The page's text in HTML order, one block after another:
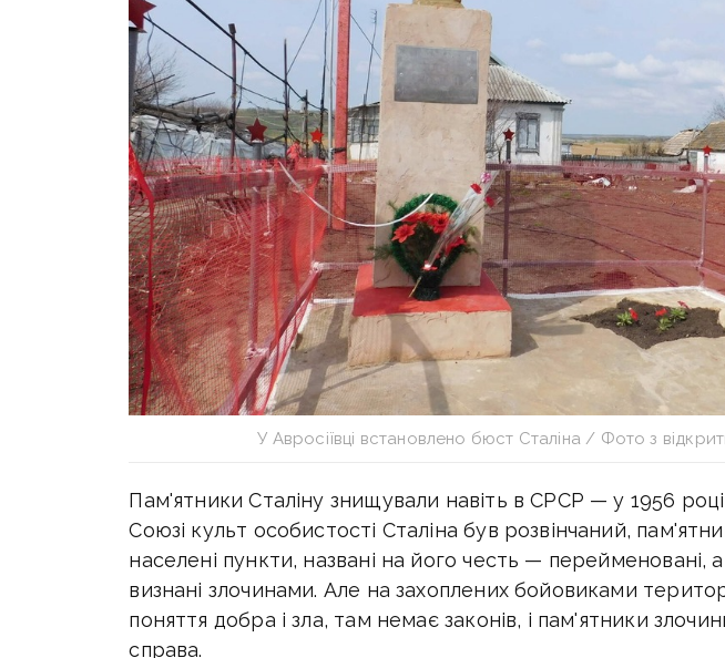
У Авросіївці встановлено бюст Сталіна / Фото з
Пам'ятники Сталіну знищували навіть в СРСР — у 1956
Союзі культ особистості Сталіна був розвінчаний,
населені пункти, названі на його честь — перейменовані, а
визнані злочинами. Але на захоплених бойовиками
поняття добра і зла, там немає законів, і пам'ятники
справа.